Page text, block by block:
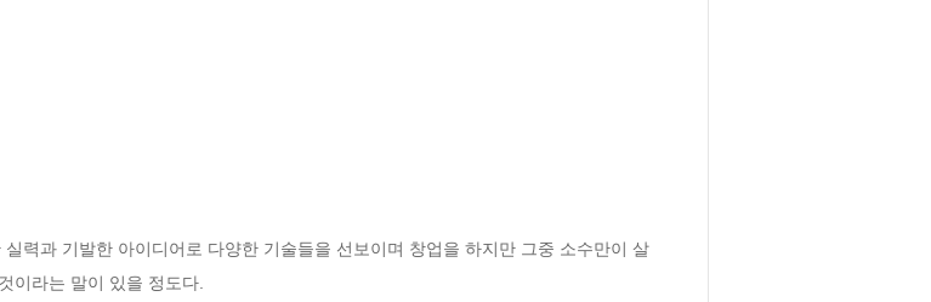
력과 기발한 아이디어로 다양한 기술들을 선보이며 창업을 하지만 그중 소수만이 살
이라는 말이 있을 정도다.